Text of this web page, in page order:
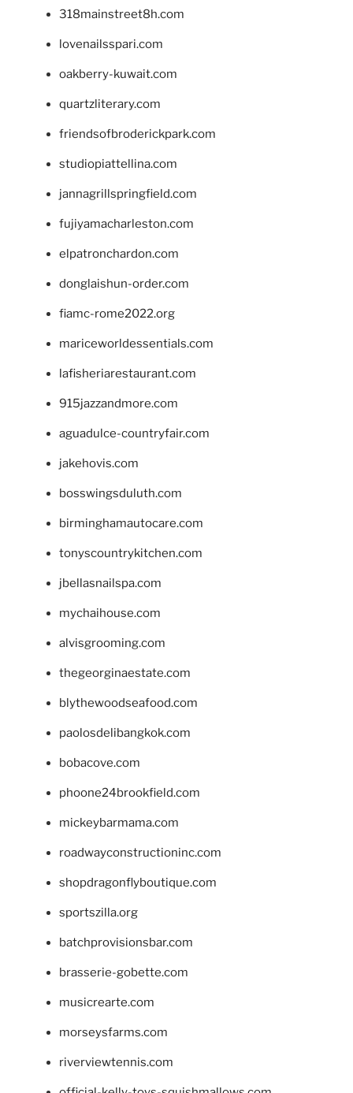
318mainstreet8h.com
lovenailsspari.com
oakberry-kuwait.com
quartzliterary.com
friendsofbroderickpark.com
studiopiattellina.com
jannagrillspringfield.com
fujiyamacharleston.com
elpatronchardon.com
donglaishun-order.com
fiamc-rome2022.org
mariceworldessentials.com
lafisheriarestaurant.com
915jazzandmore.com
aguadulce-countryfair.com
jakehovis.com
bosswingsduluth.com
birminghamautocare.com
tonyscountrykitchen.com
jbellasnailspa.com
mychaihouse.com
alvisgrooming.com
thegeorginaestate.com
blythewoodseafood.com
paolosdelibangkok.com
bobacove.com
phoone24brookfield.com
mickeybarmama.com
roadwayconstructioninc.com
shopdragonflyboutique.com
sportszilla.org
batchprovisionsbar.com
brasserie-gobette.com
musicrearte.com
morseysfarms.com
riverviewtennis.com